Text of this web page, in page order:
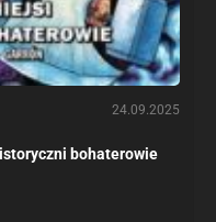
24.09.2025
bohaterowie